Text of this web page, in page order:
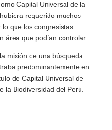
Capital Universal de la
requerido muchos
que los congresistas
área que podían controlar.
misión de una búsqueda
predominantemente en
de Capital Universal de
la Biodiversidad del Perú.